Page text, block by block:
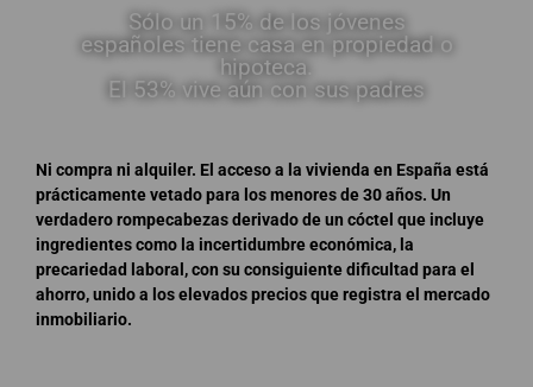
Sólo un 15% de los jóvenes
españoles tiene casa en propiedad o
hipoteca.
El 53% vive aún con sus padres
Ni compra ni alquiler. El acceso a la vivienda en España está
prácticamente vetado para los menores de 30 años. Un
verdadero rompecabezas derivado de un cóctel que incluye
ingredientes como la incertidumbre económica, la
precariedad laboral, con su consiguiente dificultad para el
ahorro, unido a los elevados precios que registra el mercado
inmobiliario.